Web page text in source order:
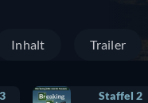
Inhalt Trailer
Staffel 2